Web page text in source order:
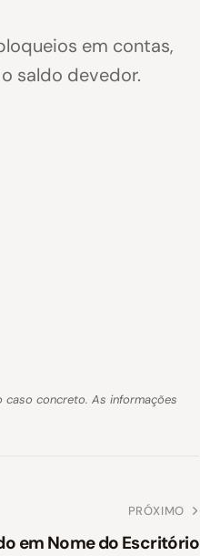
em contas,
saldo devedor.
caso concreto. As informações
PRÓXIMO
em Nome do Escritório